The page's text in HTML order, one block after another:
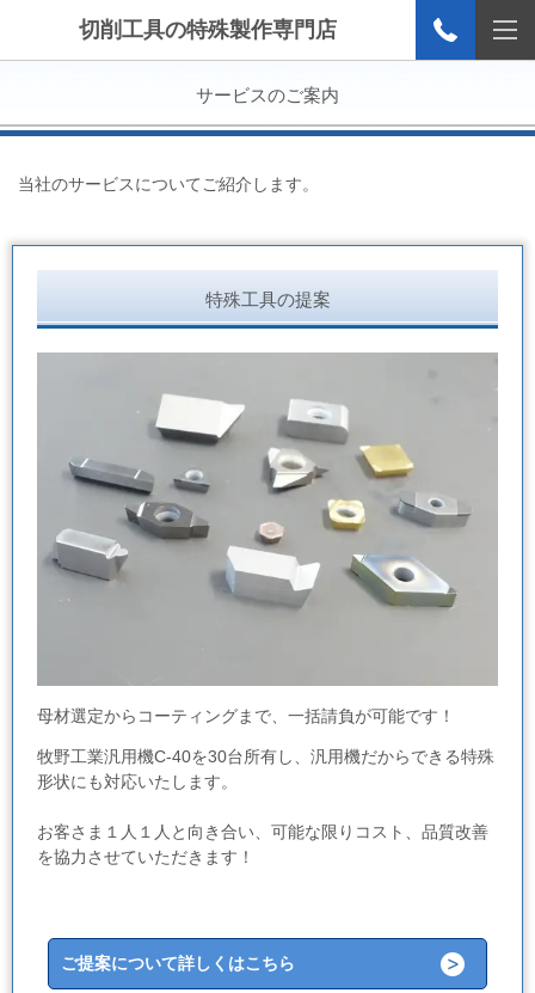
切削工具の特殊製作専門店
サービスのご案内
当社のサービスについてご紹介します。
特殊工具の提案
母材選定からコーティングまで、一括請負が可能です！
牧野工業汎用機C-40を30台所有し、汎用機だからできる特殊
形状にも対応いたします。
お客さま１人１人と向き合い、可能な限りコスト、品質改善
を協力させていただきます！
ご提案について詳しくはこちら